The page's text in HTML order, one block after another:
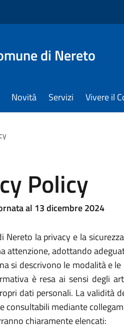
di Nereto
Novità Servizi Vivere il
Policy
al 13 dicembre 2024
Nereto la privacy e la
attenzione, adottando
si descrivono le modalità e
è resa ai sensi degli
dati personali. La validità
consultabili mediante
chiaramente elencati: